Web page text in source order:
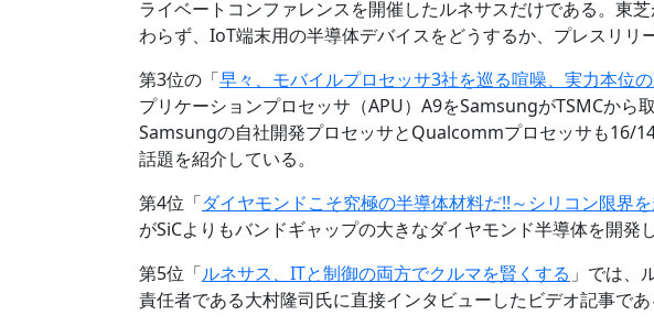
ライベートコンファレンスを開催したルネサスだけである。東
わらず、IoT端末用の半導体デバイスをどうするか、プレスリリ
第3位の「早々、モバイルプロセッサ3社を巡る喧噪、実力本位
プリケーションプロセッサ（APU）A9をSamsungがTSMCから
Samsungの自社開発プロセッサとQualcommプロセッサも16/
話題を紹介している。
第4位「ダイヤモンドこそ究極の半導体材料だ!!～シリコン限界
がSiCよりもバンドギャップの大きなダイヤモンド半導体を開発
第5位「ルネサス、ITと制御の両方でクルマを賢くする 」では、
責任者である大村隆司氏に直接インタビューしたビデオ記事であ